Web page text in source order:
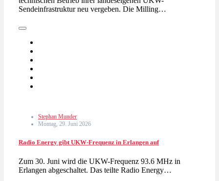
Sendeinfrastruktur neu vergeben. Die Milling…
Stephan Munder
Montag, 29. Juni 2026
Radio Energy gibt UKW-Frequenz in Erlangen auf
Zum 30. Juni wird die UKW-Frequenz 93.6 MHz in
Erlangen abgeschaltet. Das teilte Radio Energy…